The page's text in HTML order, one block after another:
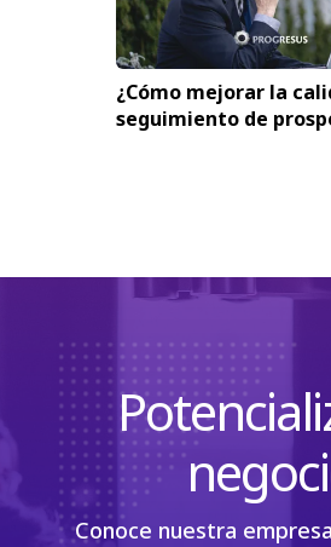
¿Cómo mejorar la
seguimiento de
Conoce nuestra